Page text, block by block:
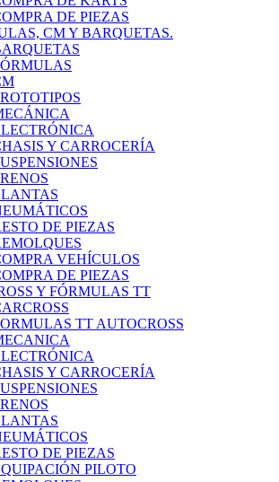
DE PIEZAS
CM Y BARQUETAS.
Y CARROCERÍA
DE PIEZAS
VEHÍCULOS
DE PIEZAS
Y FÓRMULAS TT
TT AUTOCROSS
Y CARROCERÍA
DE PIEZAS
PILOTO